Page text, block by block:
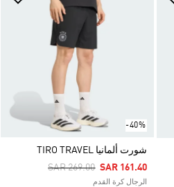
-40%
شورت ألمانيا TIRO TRAVEL
Price Reduced From
SAR 269.00ToSAR 161.40
الرجال كرة القدم